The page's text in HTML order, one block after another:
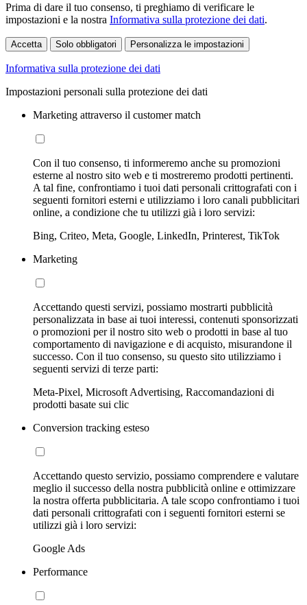
Prima di dare il tuo consenso, ti preghiamo di verificare le
impostazioni e la nostra Informativa sulla protezione dei dati.
Accetta Solo obbligatori Personalizza le impostazioni
Informativa sulla protezione dei dati
Impostazioni personali sulla protezione dei dati
Marketing attraverso il customer match
Con il tuo consenso, ti informeremo anche su promozioni
esterne al nostro sito web e ti mostreremo prodotti pertinenti.
A tal fine, confrontiamo i tuoi dati personali crittografati con i
seguenti fornitori esterni e utilizziamo i loro canali pubblicitari
online, a condizione che tu utilizzi già i loro servizi:
Bing, Criteo, Meta, Google, LinkedIn, Printerest, TikTok
Marketing
Accettando questi servizi, possiamo mostrarti pubblicità
personalizzata in base ai tuoi interessi, contenuti sponsorizzati
o promozioni per il nostro sito web o prodotti in base al tuo
comportamento di navigazione e di acquisto, misurandone il
successo. Con il tuo consenso, su questo sito utilizziamo i
seguenti servizi di terze parti:
Meta-Pixel, Microsoft Advertising, Raccomandazioni di
prodotti basate sui clic
Conversion tracking esteso
Accettando questo servizio, possiamo comprendere e valutare
meglio il successo della nostra pubblicità online e ottimizzare
la nostra offerta pubblicitaria. A tale scopo confrontiamo i tuoi
dati personali crittografati con i seguenti fornitori esterni se
utilizzi già i loro servizi:
Google Ads
Performance